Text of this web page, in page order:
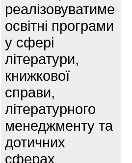
реалізовуватиме
освітні програми
у сфері
літератури,
книжкової
справи,
літературного
менеджменту та
дотичних
сферах